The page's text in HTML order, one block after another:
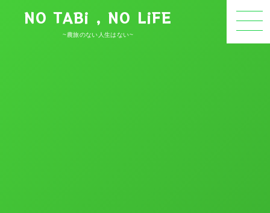
NO TABi , NO LiFE
~農旅のない人生はない~